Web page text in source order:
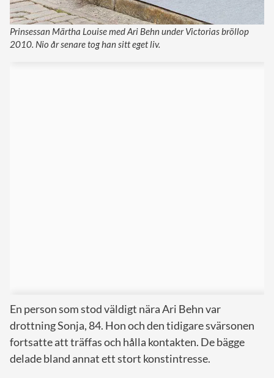
Prinsessan Märtha Louise med Ari Behn under Victorias bröllop
2010. Nio år senare tog han sitt eget liv.
En person som stod väldigt nära Ari Behn var
drottning Sonja, 84. Hon och den tidigare svärsonen
fortsatte att träffas och hålla kontakten. De bägge
delade bland annat ett stort konstintresse.